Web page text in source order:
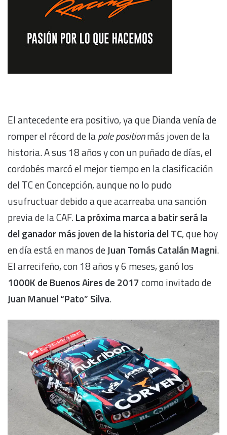
El antecedente era positivo, ya que Dianda venía de
romper el récord de lapole positionmás joven de la
historia. A sus 18 años y con un puñado de días, el
cordobés marcó el mejor tiempo en la clasificación
del TC en Concepción, aunque no lo pudo
usufructuar debido a que acarreaba una sanción
previa de la CAF.La próxima marca a batir será la
del ganador más joven de la historia del TC, que hoy
en día está en manos deJuan Tomás Catalán Magni.
El arrecifeño, con 18 años y 6 meses, ganó los
1000K de Buenos Aires de 2017 como invitado de
Juan Manuel “Pato” Silva.